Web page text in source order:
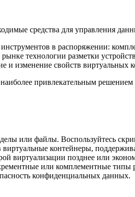
средства для управления
в распоряжении:
технологии разметки
и изменение свойств
привлекательным
или файлы. Воспользуйтесь
виртуальные контейнеры,
виртуализации позднее или
или комплементные типы
конфиденциальных данных.